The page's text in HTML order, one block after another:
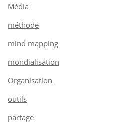
Média
méthode
mind mapping
mondialisation
Organisation
outils
partage